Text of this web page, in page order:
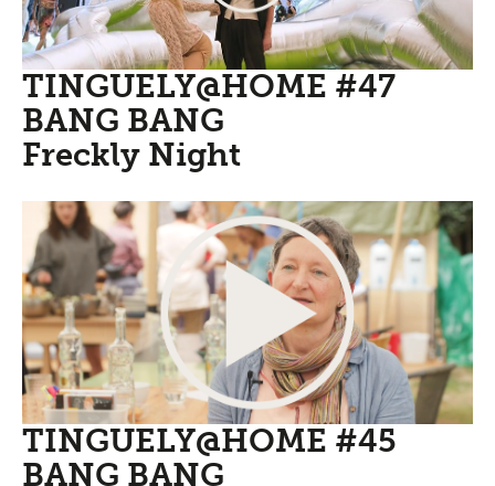
TINGUELY@HOME #47
BANG BANG
Freckly Night
TINGUELY@HOME #45
BANG BANG